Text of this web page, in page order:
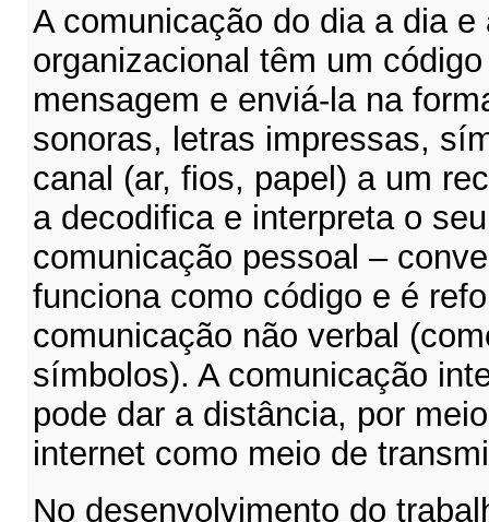
A comunicação do dia a dia e
organizacional têm um
mensagem e enviá-la na
sonoras, letras impressas,
canal (ar, fios, papel) a um
a decodifica e interpreta o
comunicação pessoal –
funciona como código e é
comunicação não verbal
símbolos). A comunicação
pode dar a distância, por
internet como meio de
No desenvolvimento do